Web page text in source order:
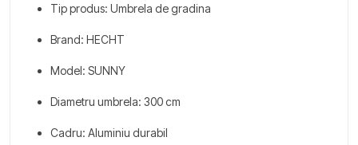
Tip produs: Umbrela de gradina
Brand: HECHT
Model: SUNNY
Diametru umbrela: 300 cm
Cadru: Aluminiu durabil